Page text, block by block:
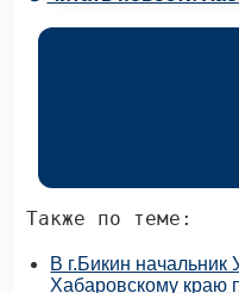
Также по теме:
В г.Бикин
Хабаровскому краю